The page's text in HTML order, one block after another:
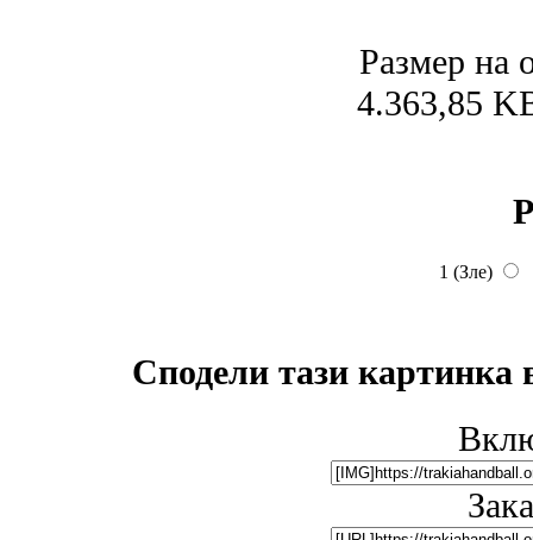
Размер на
4.363,85
1 (Зле)
Сподели тази